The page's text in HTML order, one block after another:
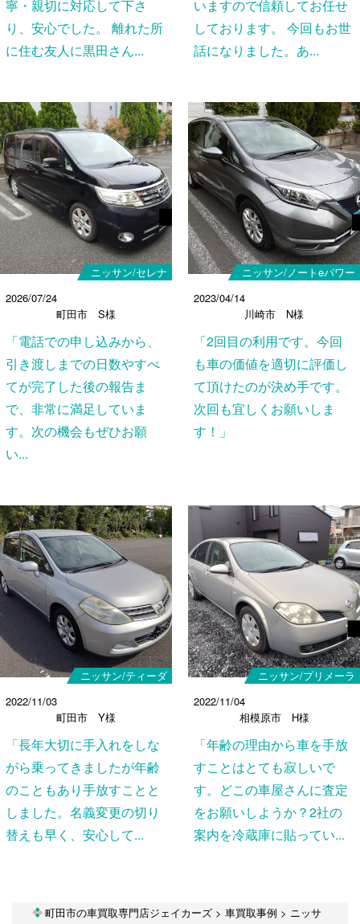
寧・親切に対応して下さ
り、安心でした。 離れた所
に住む友人に黒田さん...
いますので信頼してお任せ
しております。 今回もお世
話になりました。あ...
ニッサン/セレナ
2026/07/24
町田市 S様
「電話での申し込みから、
引き渡しまでの日数やすべ
てが完了した後の報告ま
で、非常に満足していま
す。次の機会もぜひお願
い...
ニッサン/ノートeパワー
2023/04/14
川崎市 N様
「2回目の利用です。今回
も車の価値を適切に評価し
て頂けたのが決め手です。
次回も宜しくお願いしま
す！」
ニッサン/ティーダ
2022/11/03
町田市 Y様
「長年大切に手入れをしな
がら乗ってきましたが年齢
のこともあり手放すことと
しました。名義変更の切り
替えも早く、安心して...
ニッサン/プリメーラ
2022/11/04
相模原市 H様
「年齢の理由から車を手放
すことはとても寂しいで
す。どこの車屋さんに査定
をお願いしようか？2社の
案内を冷蔵庫に貼ってい...
町田市の車買取専門店ジェイカーズ> 車買取事例 > ニッサ